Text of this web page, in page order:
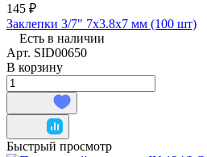
145 ₽
Заклепки 3/7" 7х3.8х7 мм (100 шт)
Есть в наличии
Арт. SID00650
В корзину
Быстрый просмотр